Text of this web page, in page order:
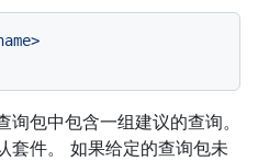
包中包含一组建议的查询。
套件。 如果给定的查询包未